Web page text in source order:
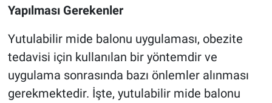
Yapılması Gerekenler
Yutulabilir mide balonu uygulaması, obezite
tedavisi için kullanılan bir yöntemdir ve
uygulama sonrasında bazı önlemler alınması
gerekmektedir. İşte, yutulabilir mide balonu